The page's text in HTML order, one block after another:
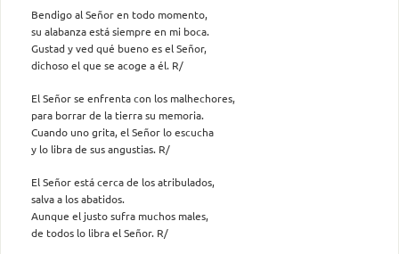
Bendigo al Señor en todo momento,
su alabanza está siempre en mi boca.
Gustad y ved qué bueno es el Señor,
dichoso el que se acoge a él. R/
El Señor se enfrenta con los malhechores,
para borrar de la tierra su memoria.
Cuando uno grita, el Señor lo escucha
y lo libra de sus angustias. R/
El Señor está cerca de los atribulados,
salva a los abatidos.
Aunque el justo sufra muchos males,
de todos lo libra el Señor. R/